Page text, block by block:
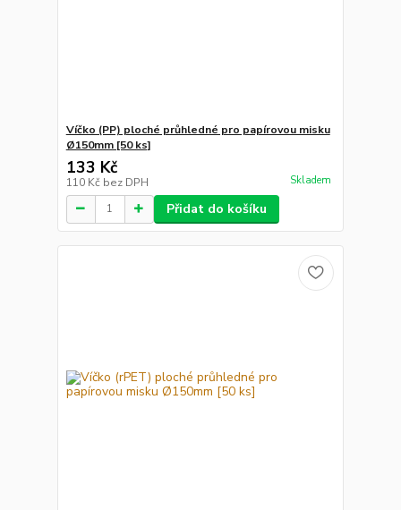
Víčko (PP) ploché průhledné pro papírovou misku
Ø150mm [50 ks]
133 Kč
110 Kč bez DPH Skladem
Přidat do košíku